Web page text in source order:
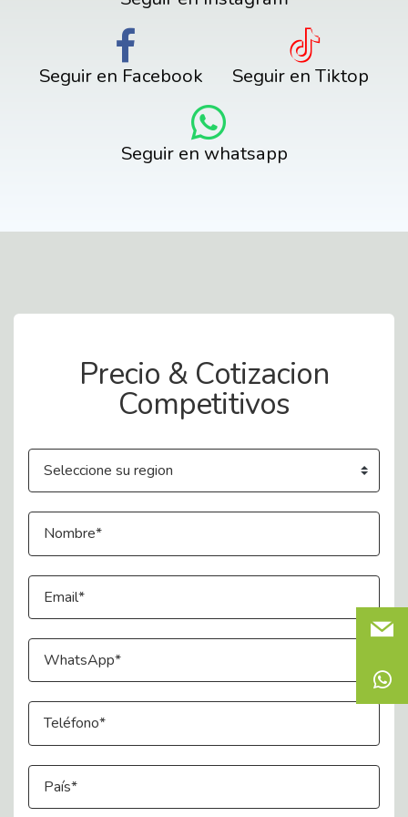
Seguir en Facebook Seguir en Tiktop
Seguir en whatsapp
Precio & Cotizacion
Competitivos